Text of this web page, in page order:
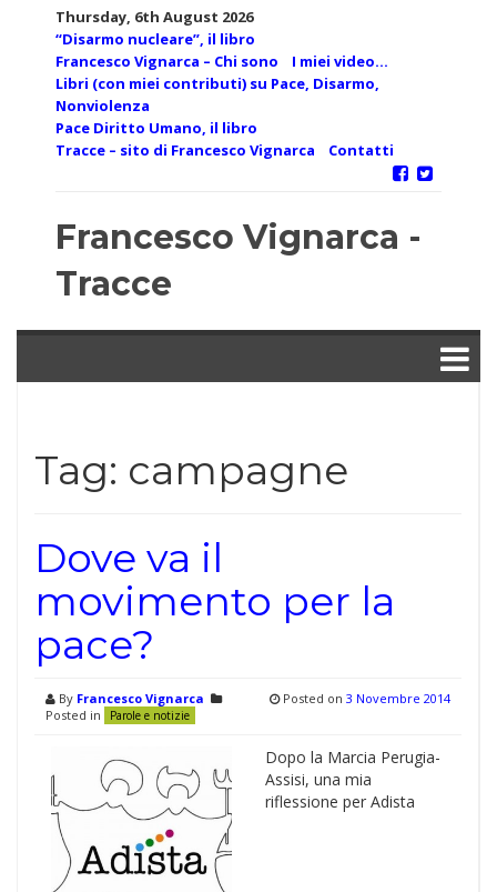
Thursday, 6th August 2026
“Disarmo nucleare”, il libro
Francesco Vignarca – Chi sono
I miei video…
Libri (con miei contributi) su Pace, Disarmo,
Nonviolenza
Pace Diritto Umano, il libro
Tracce – sito di Francesco Vignarca
Contatti
Francesco Vignarca -
Tracce
Tag: campagne
Dove va il
movimento per la
pace?
By Francesco Vignarca
Posted in
Parole e notizie
Posted on 3 Novembre 2014
Dopo la Marcia Perugia-
Assisi, una mia
riflessione per Adista